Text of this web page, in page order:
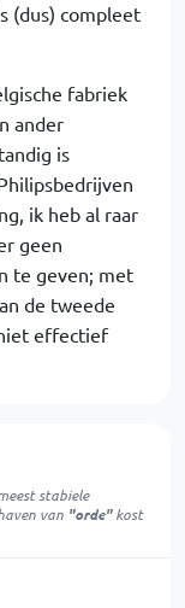
(dus) compleet
fabriek
ander
is
ik heb al raar
geen
te geven; met
de tweede
effectief
stabiele
van "orde"kost